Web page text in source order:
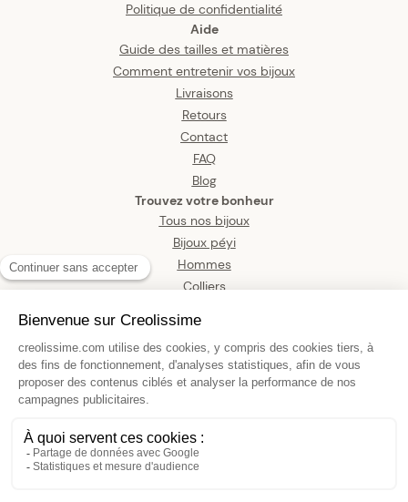
Collier Or 375 Maille Cheval Alterné
Politique de confidentialité
Aide
Guide des tailles et matières
Comment entretenir vos bijoux
Livraisons
Retours
Contact
FAQ
Blog
Trouvez votre bonheur
Tous nos bijoux
Bijoux péyi
Hommes
Colliers
Bracelets
Pendentifs
Bagues